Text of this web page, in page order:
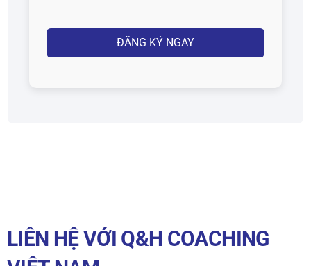
LIÊN HỆ VỚI Q&H COACHING